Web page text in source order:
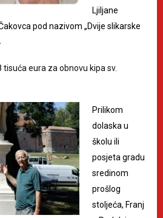
Ljiljane
pod nazivom „Dvije slikarske
tisuća eura za obnovu kipa sv.
Prilikom
dolaska u
školu ili
posjeta gradu
sredinom
prošlog
stoljeća, Franj